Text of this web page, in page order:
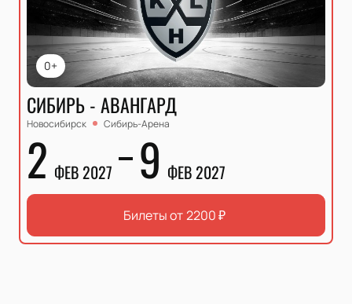
0+
СИБИРЬ - АВАНГАРД
Новосибирск Сибирь-Арена
2 ФЕВ 2027 9 ФЕВ 2027
Билеты от2200₽